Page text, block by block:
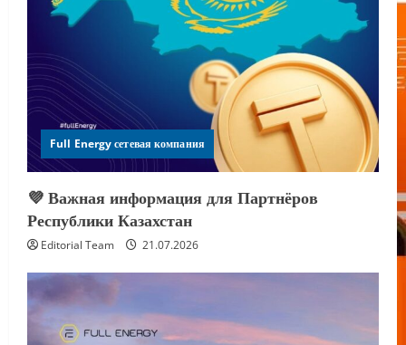
Full Energy сетевая компания
💜 Важная информация для Партнёров
Республики Казахстан
Editorial Team 21.07.2026